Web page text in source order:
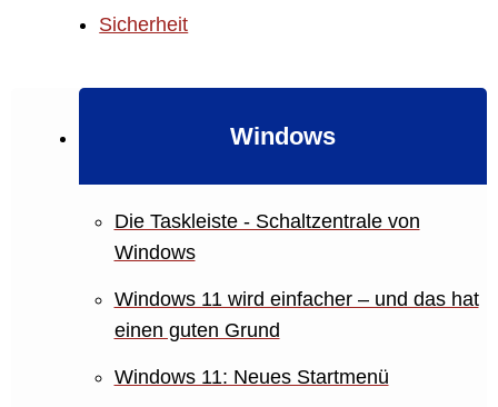
Windows
Die Taskleiste - Schaltzentrale von
Windows
Windows 11 wird einfacher – und das hat
einen guten Grund
Windows 11: Neues Startmenü
Sicherheit